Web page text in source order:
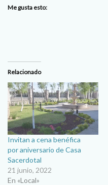
Me gusta esto:
Relacionado
Invitan a cena benéfica
por aniversario de Casa
Sacerdotal
21 junio, 2022
En «Local»